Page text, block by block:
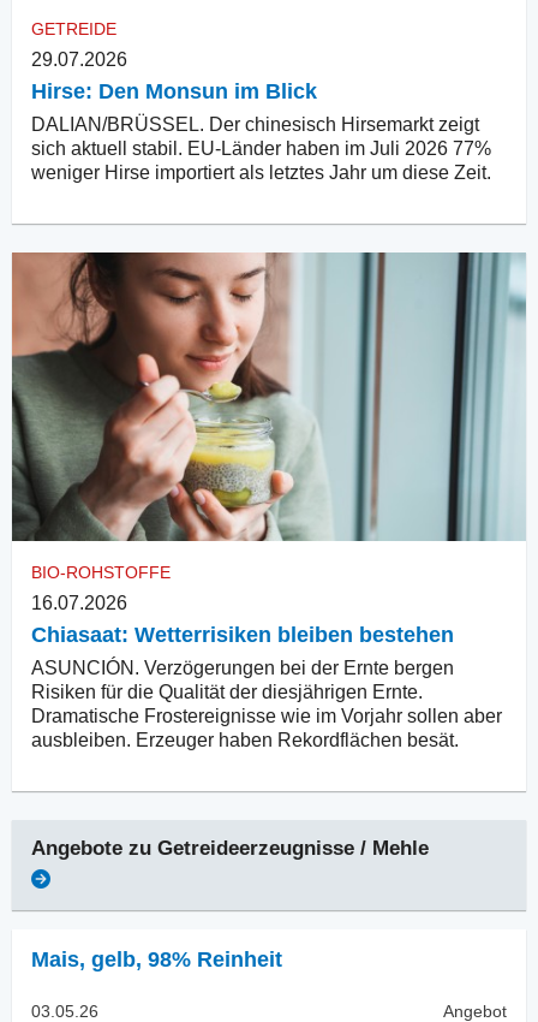
GETREIDE
29.07.2026
Hirse: Den Monsun im Blick
DALIAN/BRÜSSEL. Der chinesisch Hirsemarkt zeigt
sich aktuell stabil. EU-Länder haben im Juli 2026 77%
weniger Hirse importiert als letztes Jahr um diese Zeit.
BIO-ROHSTOFFE
16.07.2026
Chiasaat: Wetterrisiken bleiben bestehen
ASUNCIÓN. Verzögerungen bei der Ernte bergen
Risiken für die Qualität der diesjährigen Ernte.
Dramatische Frostereignisse wie im Vorjahr sollen aber
ausbleiben. Erzeuger haben Rekordflächen besät.
Angebote zu Getreideerzeugnisse / Mehle
Mais, gelb, 98% Reinheit
03.05.26 Angebot